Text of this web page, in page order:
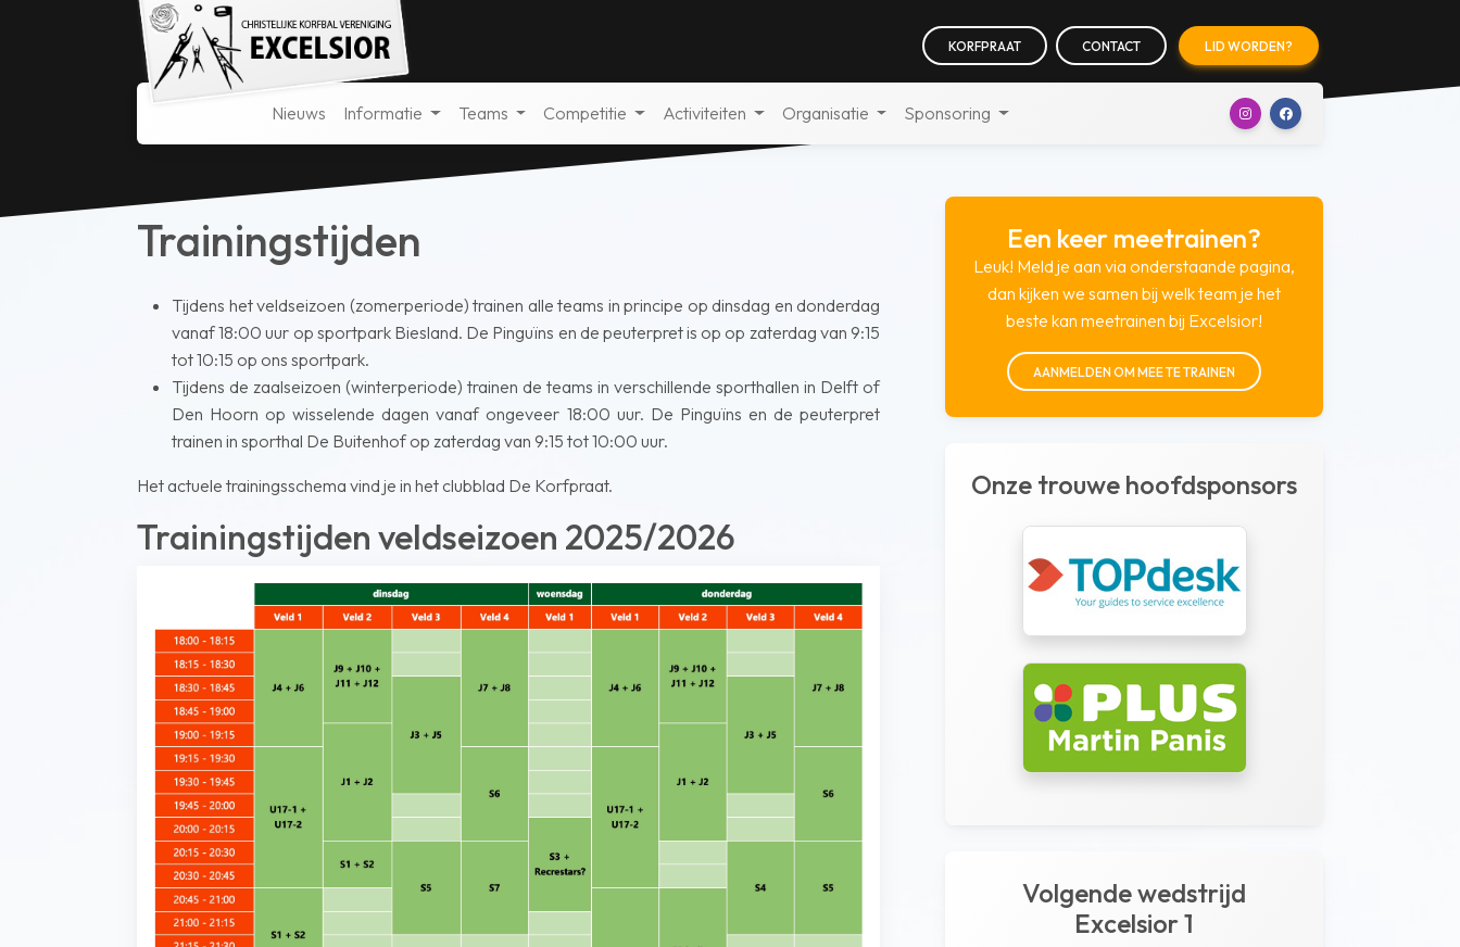
KORFPRAAT CONTACT LID WORDEN?
Nieuws Informatie Teams Competitie Activiteiten Organisatie Sponsoring
Trainingstijden
Tijdens het veldseizoen (zomerperiode) trainen alle teams in principe op dinsdag en donderdag
vanaf 18:00 uur op sportpark Biesland. De Pinguïns en de peuterpret is op op zaterdag van 9:15
tot 10:15 op ons sportpark.
Tijdens de zaalseizoen (winterperiode) trainen de teams in verschillende sporthallen in Delft of
Den Hoorn op wisselende dagen vanaf ongeveer 18:00 uur. De Pinguïns en de peuterpret
trainen in sporthal De Buitenhof op zaterdag van 9:15 tot 10:00 uur.
Het actuele trainingsschema vind je in het clubblad De Korfpraat.
Trainingstijden veldseizoen 2025/2026
Een keer meetrainen?
Leuk! Meld je aan via onderstaande pagina,
dan kijken we samen bij welk team je het
beste kan meetrainen bij Excelsior!
AANMELDEN OM MEE TE TRAINEN
Onze trouwe hoofdsponsors
Volgende wedstrijd
Excelsior 1